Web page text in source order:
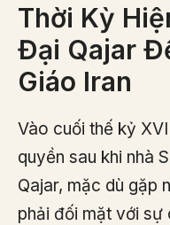
Thời Kỳ
Đại Qajar
Giáo Iran
Vào cuối thế kỷ
quyền sau khi nhà
Qajar, mặc dù gặp
phải đối mặt với